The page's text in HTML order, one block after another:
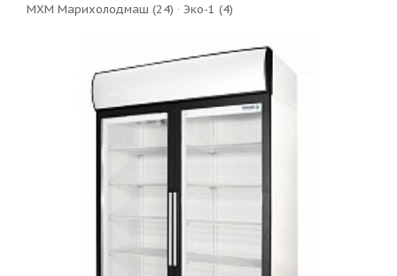
МХМ Марихолодмаш (24) · Эко-1 (4)